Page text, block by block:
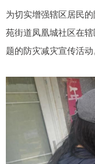
为切实增强辖区居民
苑街道凤凰城社区在
题的防灾减灾宣传活动